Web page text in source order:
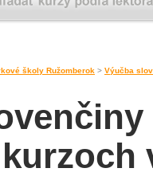
školy Ružomberok > Výučba